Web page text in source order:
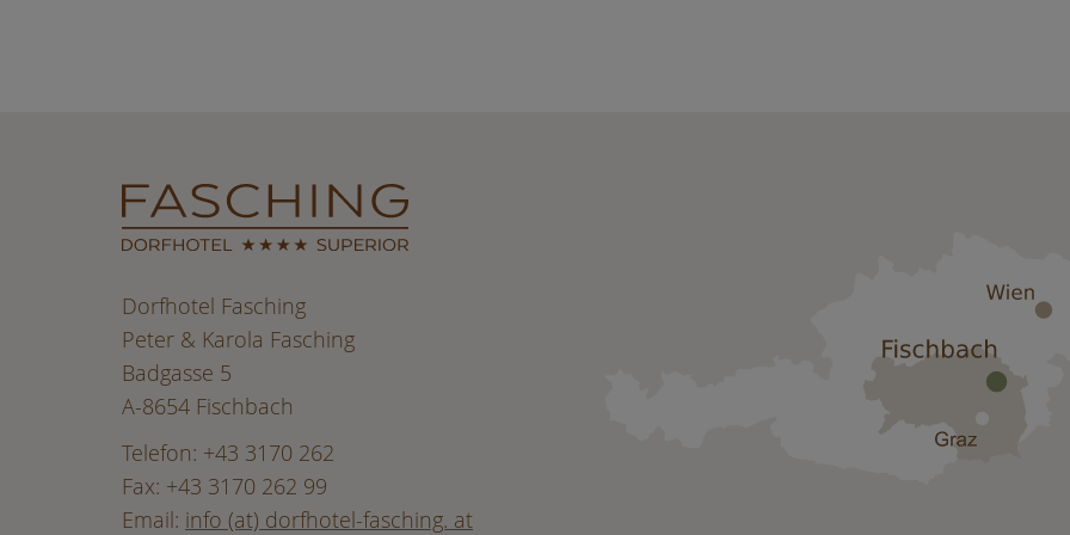
Dorfhotel Fasching
Peter & Karola Fasching
Badgasse 5
A-8654 Fischbach
Telefon: +43 3170 262
Fax: +43 3170 262 99
Email: info (at) dorfhotel-fasching. at